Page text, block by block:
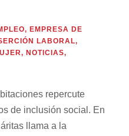
, EMPRESA DE
LABORAL,
, NOTICIAS,
repercute
de inclusión social. En
llama a la